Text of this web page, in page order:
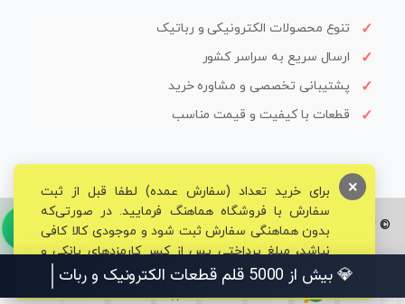
تنوع محصولات الکترونیکی و رباتیک
ارسال سریع به سراسر کشور
پشتیبانی تخصصی و مشاوره خرید
قطعات با کیفیت و قیمت مناسب
© تمامی حقوق برای فروشگاه تخصصی قم الکترونیک محفوظ می‌باشد.
برای خرید تعداد (سفارش عمده) لطفا قبل از ثبت
سفارش با فروشگاه هماهنگ فرمایید. در صورتی‌که
بدون هماهنگی سفارش ثبت شود و موجودی کالا کافی
نباشد، مبلغ پرداختی پس از کسر کارمزدهای بانکی و
مالیاتی به حساب شما بازگشت داده خواهد شد.
×
💎 بیش از 5000 قلم قطعات الکترونیک و رباتیک